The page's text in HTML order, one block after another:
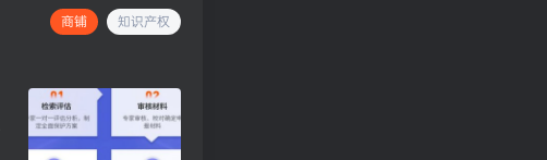
商铺 知识产权